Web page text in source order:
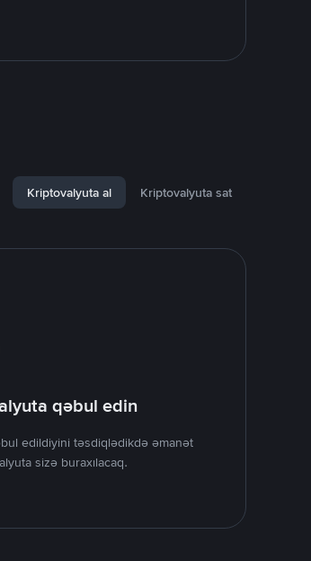
Kriptovalyuta al Kriptovalyuta sat
qəbul edin
edildiyini təsdiqlədikdə əmanət
sizə buraxılacaq.